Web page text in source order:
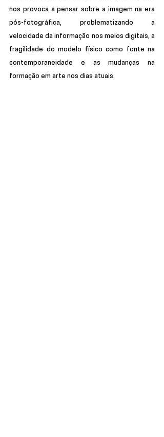
nos provoca a pensar sobre a imagem na era
pós-fotográfica, problematizando a
velocidade da informação nos meios digitais, a
fragilidade do modelo físico como fonte na
contemporaneidade e as mudanças na
formação em arte nos dias atuais.